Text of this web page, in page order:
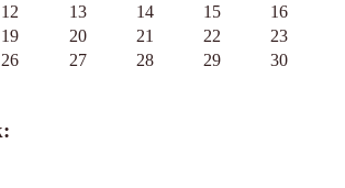
12 13 14 15
16
19 20 21 22
23
26 27 28 29
30